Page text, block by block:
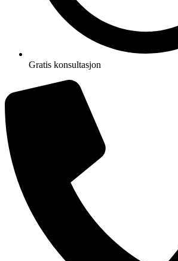
Gratis konsultasjon